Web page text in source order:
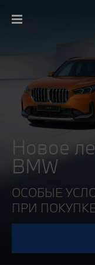
Новое
BMW
ОСОБЫЕ
ПРИ ПОКУПКЕ